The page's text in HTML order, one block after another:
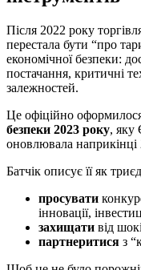
Після 2022 року
перестала бути “про
економічної безпеки:
постачання, критичні
залежностей.
Це офіційно
безпеки 2023 року, яку
оновлювала наприкінці
Батчік описує її як
просувати
інновації,
захищати від
партнеритися з